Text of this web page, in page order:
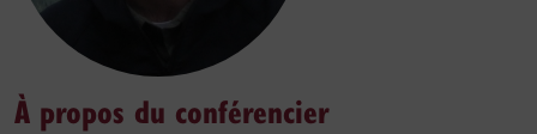
À propos du conférencier